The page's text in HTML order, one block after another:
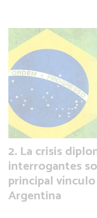
La crisis
interrogantes
principal
Argentina